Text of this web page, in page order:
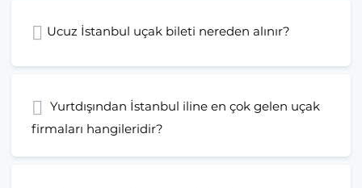
Ucuz İstanbul uçak bileti nereden alınır?
Yurtdışından İstanbul iline en çok gelen uçak
firmaları hangileridir?